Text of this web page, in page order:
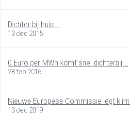
Dichter bij huis...
13 dec 2015
0 Euro per MWh komt snel dichterbij...
28 feb 2016
Nieuwe Europese Commissie legt
13 dec 2019